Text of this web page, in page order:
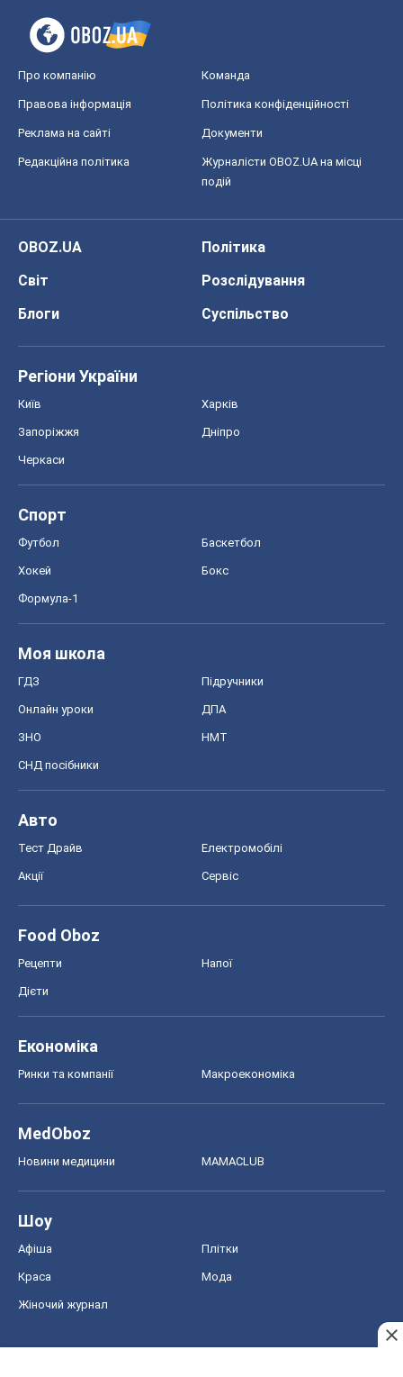
Про компанію Команда
Правова інформація Політика конфіденційності
Реклама на сайті Документи
Редакційна політика
Журналісти OBOZ.UA на місці
подій
OBOZ.UA
Політика
Світ
Розслідування
Блоги
Суспільство
Регіони України
Київ Харків
Запоріжжя Дніпро
Черкаси
Спорт
Футбол Баскетбол
Хокей Бокс
Формула-1
Моя школа
ГДЗ Підручники
Онлайн уроки ДПА
ЗНО НМТ
СНД посібники
Авто
Тест Драйв Електромобілі
Акції Сервіс
Food Oboz
Рецепти Напої
Дієти
Економіка
Ринки та компанії Макроекономіка
MedOboz
Новини медицини MAMACLUB
Шоу
Афіша Плітки
Краса Мода
Жіночий журнал